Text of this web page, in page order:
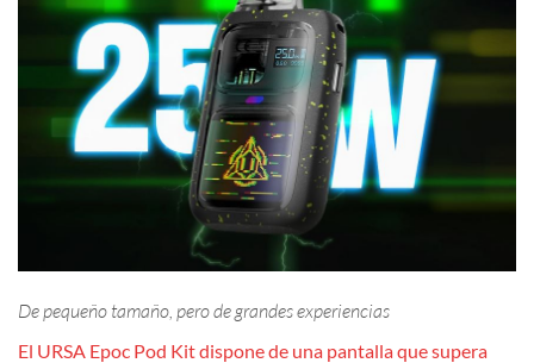
De pequeño tamaño, pero de grandes experiencias
El URSA Epoc Pod Kit dispone de una pantalla que supera